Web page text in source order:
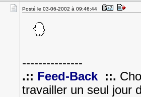
Posté le 03-06-2002 à 09:46:44
---------------
.:: Feed-Back::.
travailler un seul jour